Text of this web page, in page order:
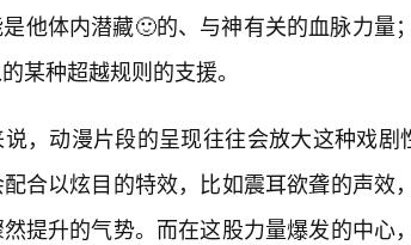
他体内潜藏🙂的、与神有关的血脉力量
某种超越规则的支援。
，动漫片段的呈现往往会放大这种戏剧
合以炫目的特效，比如震耳欲聋的声效
提升的气势。而在这股力量爆发的中心